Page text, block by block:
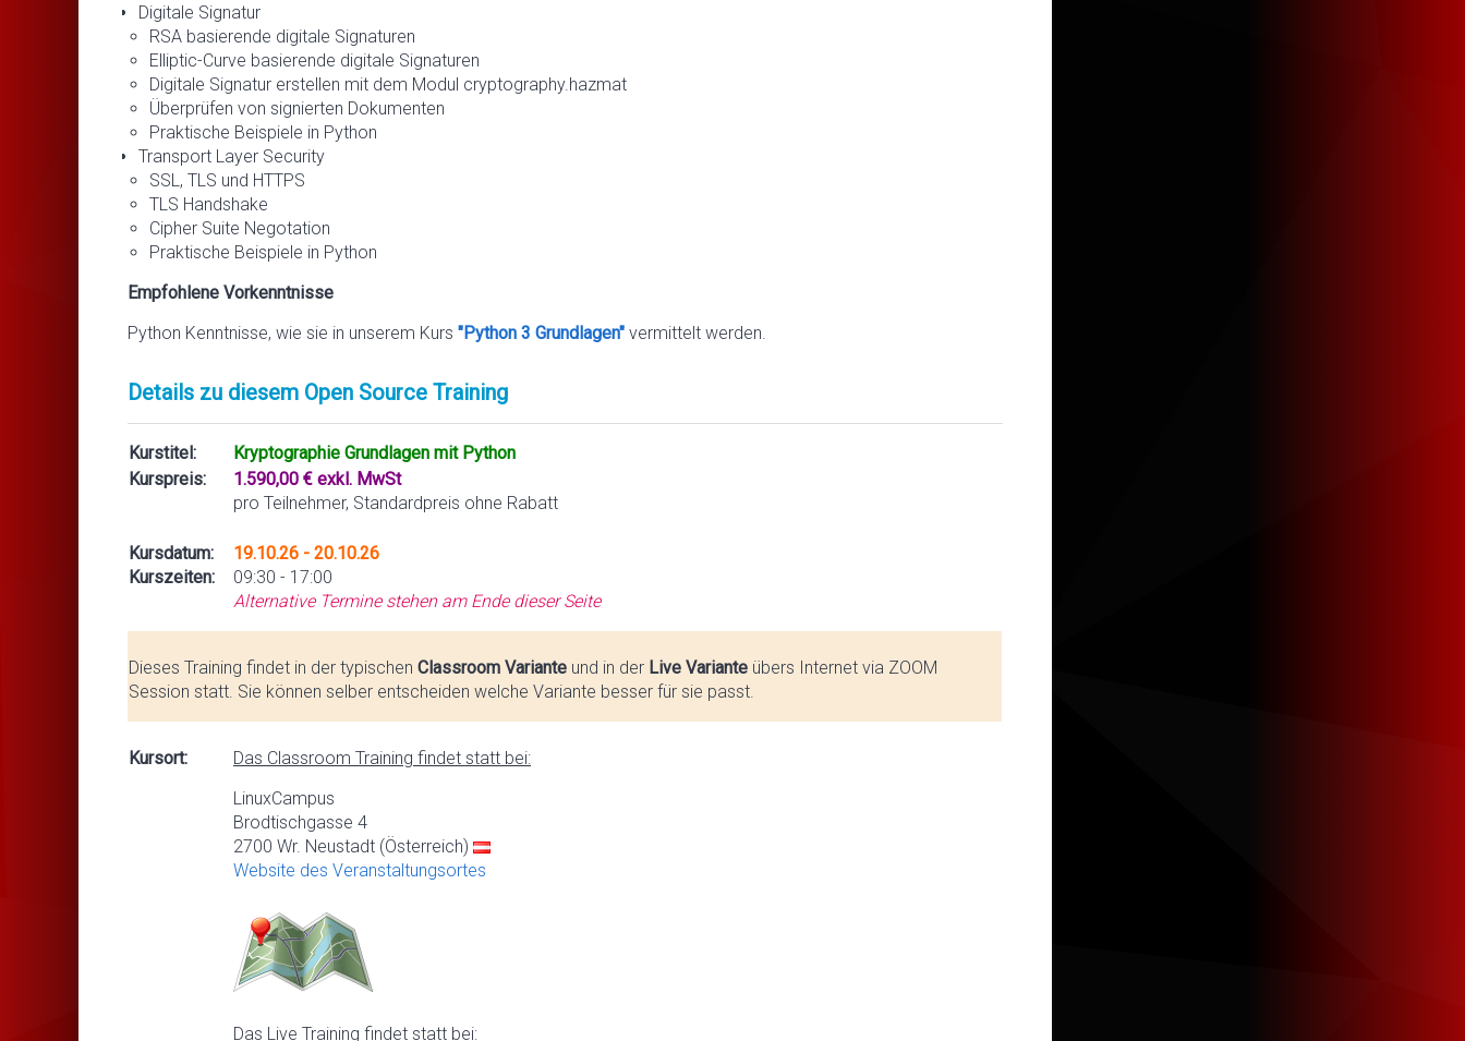
Digitale Signatur
RSA basierende digitale Signaturen
Elliptic-Curve basierende digitale Signaturen
Digitale Signatur erstellen mit dem Modul cryptography.hazmat
Überprüfen von signierten Dokumenten
Praktische Beispiele in Python
Transport Layer Security
SSL, TLS und HTTPS
TLS Handshake
Cipher Suite Negotation
Praktische Beispiele in Python
Empfohlene Vorkenntnisse
Python Kenntnisse, wie sie in unserem Kurs "Python 3 Grundlagen" vermittelt werden.
Details zu diesem Open Source Training
Kurstitel:
Kryptographie Grundlagen mit Python
Kurspreis:
1.590,00 € exkl. MwSt
pro Teilnehmer, Standardpreis ohne Rabatt
Kursdatum:
Kurszeiten:
19.10.26 - 20.10.26
09:30 - 17:00
Alternative Termine stehen am Ende dieser Seite
Dieses Training findet in der typischen Classroom Variante und in der Live Variante übers Internet via ZOOM
Session statt. Sie können selber entscheiden welche Variante besser für sie passt.
Kursort:
Das Classroom Training findet statt bei:
LinuxCampus
Brodtischgasse 4
2700 Wr. Neustadt (Österreich)
Website des Veranstaltungsortes
Das Live Training findet statt bei: